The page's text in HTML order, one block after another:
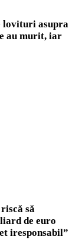
lovituri asupra
au murit, iar
să
de euro
iresponsabil”